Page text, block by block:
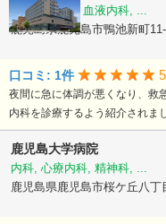
内科, 救急科, 血液内科, ...
鹿児島県鹿児島市鴨池新町
口コミ: 1件 5
夜間に急に体調が悪くなり、救
内科を診療するよう紹介されま
鹿児島大学病院
内科, 心療内科, 精神科, ...
鹿児島県鹿児島市桜ケ丘八丁